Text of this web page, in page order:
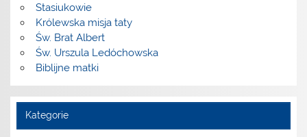
Stasiukowie
Królewska misja taty
Św. Brat Albert
Św. Urszula Ledóchowska
Biblijne matki
Kategorie